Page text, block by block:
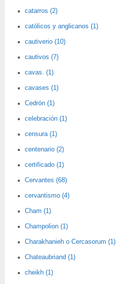
catarros (2)
católicos y anglicanos (1)
cautiverio (10)
cautivos (7)
cavas. (1)
cavases (1)
Cedrón (1)
celebración (1)
censura (1)
centenario (2)
certificado (1)
Cervantes (68)
cervantismo (4)
Cham (1)
Champolion (1)
Charakhanieh o Cercasorum (1)
Chateaubriand (1)
cheikh (1)